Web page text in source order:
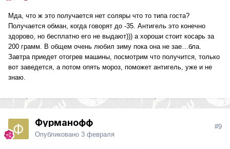
Мда, что ж это получается нет соляры что то типа госта?
Получается обман, когда говорят до -35. Антигель это конечно
здорово, но бесплатно его не выдают))) а хороши стоит косарь за
200 грамм. В общем очень любил зиму пока она не зае…бла.
Завтра приедет отогрев машины, посмотрим что получится, только
вот заведется, а потом опять мороз, поможет антигель, уже и не
знаю.
Фурманофф
Опубликовано 3 февраля
#9